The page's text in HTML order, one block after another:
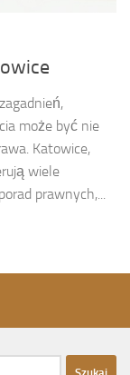
może być nie
Katowice,
wiele
prawnych,...